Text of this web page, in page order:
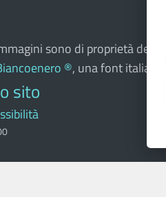
sono di proprietà del
®, una font
sito